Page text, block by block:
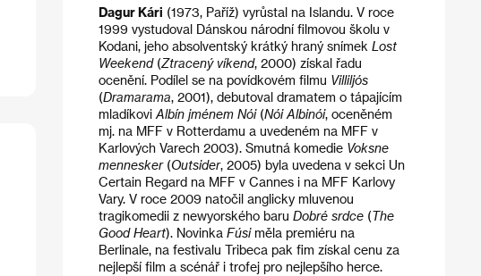
Dagur Kári (1973, Paříž) vyrůstal na Islandu. V roce
1999 vystudoval Dánskou národní filmovou školu v
Kodani, jeho absolventský krátký hraný snímek Lost
Weekend(Ztracený víkend, 2000) získal řadu
ocenění. Podílel se na povídkovém filmu Villiljós
(Dramarama, 2001), debutoval dramatem o tápajícím
mladíkovi Albín jménem Nói(Nói Albinói, oceněném
mj. na MFF v Rotterdamu a uvedeném na MFF v
Karlových Varech 2003). Smutná komedie Voksne
mennesker(Outsider, 2005) byla uvedena v sekci Un
Certain Regard na MFF v Cannes i na MFF Karlovy
Vary. V roce 2009 natočil anglicky mluvenou
tragikomedii z newyorského baru Dobré srdce(The
Good Heart). Novinka Fúsiměla premiéru na
Berlinale, na festivalu Tribeca pak fim získal cenu za
nejlepší film a scénář i trofej pro nejlepšího herce.